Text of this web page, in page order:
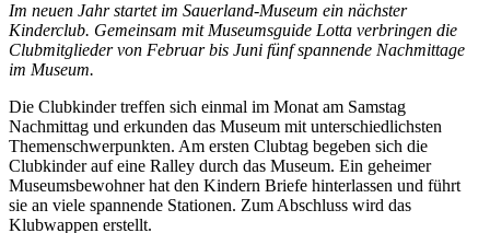
Im neuen Jahr startet im Sauerland-Museum ein nächster
Kinderclub. Gemeinsam mit Museumsguide Lotta verbringen die
Clubmitglieder von Februar bis Juni fünf spannende Nachmittage
im Museum.
Die Clubkinder treffen sich einmal im Monat am Samstag
Nachmittag und erkunden das Museum mit unterschiedlichsten
Themenschwerpunkten. Am ersten Clubtag begeben sich die
Clubkinder auf eine Ralley durch das Museum. Ein geheimer
Museumsbewohner hat den Kindern Briefe hinterlassen und führt
sie an viele spannende Stationen. Zum Abschluss wird das
Klubwappen erstellt.